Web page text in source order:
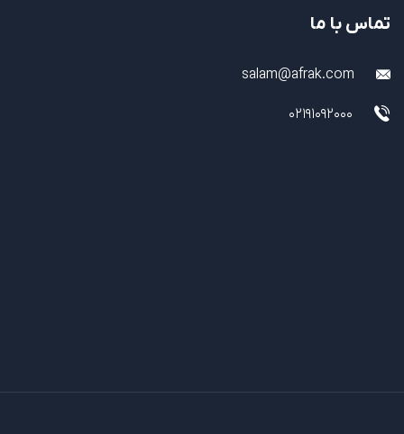
تماس با ما
salam@afrak.com
02191092000